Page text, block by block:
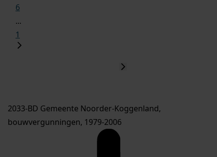
6
...
1
2033-BD Gemeente Noorder-Koggenland,
bouwvergunningen, 1979-2006